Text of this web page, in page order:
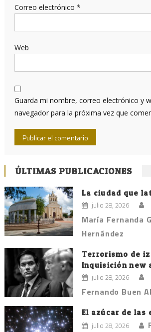
Correo electrónico *
Web
Guarda mi nombre, correo electrónico y
navegador para la próxima vez que
ÚLTIMAS PUBLICACIONES
La ciudad que
julio 28, 2026
María Fernanda
Hernández
Terrorismo de
Inquisición new
julio 28, 2026
Fernando Buen
El azúcar de las
julio 28, 2026